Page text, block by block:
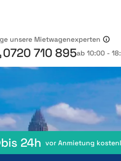
unsere Mietwagenexperten
0720 710 895ab 10:00 -
bis 24h vor Anmietung